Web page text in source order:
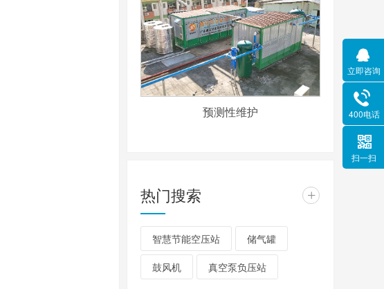
预测性维护
热门搜索 +
智慧节能空压站 储气罐
鼓风机 真空泵负压站
立即咨询
400电话
扫一扫